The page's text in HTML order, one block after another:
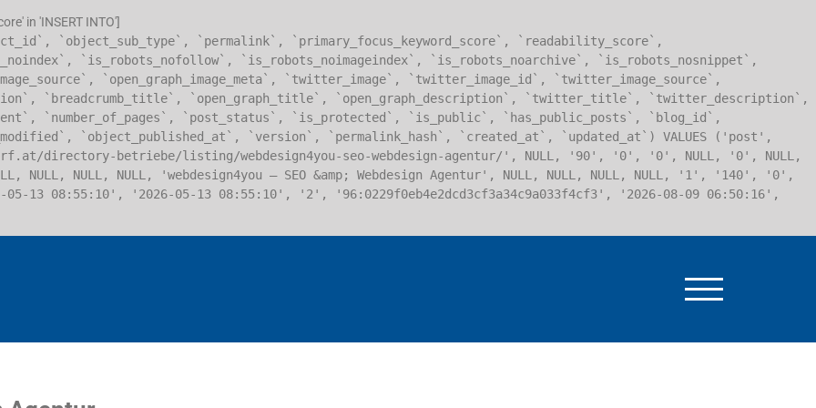
in 'INSERT INTO']
`object_sub_type`, `permalink`, `primary_focus_keyword_score`, `readability_score`,
`is_robots_nofollow`, `is_robots_noimageindex`, `is_robots_noarchive`, `is_robots_nosnippet`,
`open_graph_image_meta`, `twitter_image`, `twitter_image_id`, `twitter_image_source`,
`breadcrumb_title`, `open_graph_title`, `open_graph_description`, `twitter_title`, `twitter_description`,
`number_of_pages`, `post_status`, `is_protected`, `is_public`, `has_public_posts`, `blog_id`,
`object_published_at`, `version`, `permalink_hash`, `created_at`, `updated_at`) VALUES ('post',
directory-betriebe/listing/webdesign4you-seo-webdesign-agentur/', NULL, '90', '0', '0', NULL, '0', NULL,
NULL, NULL, NULL, 'webdesign4you – SEO &amp; Webdesign Agentur', NULL, NULL, NULL, NULL, '1', '140', '0',
13 08:55:10', '2026-05-13 08:55:10', '2', '96:0229f0eb4e2dcd3cf3a34c9a033f4cf3', '2026-08-09 06:50:16',